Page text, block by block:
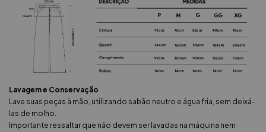
Lavagem e Conservação
Lave suas peças à mão, utilizando sabão neutro e água fria, sem deixá-
las de molho.
Importante ressaltar que não devem ser lavadas na máquina nem